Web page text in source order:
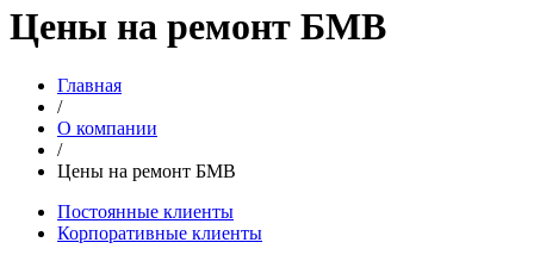
Цены на ремонт БМВ
Главная
/
О компании
/
Цены на ремонт БМВ
Постоянные клиенты
Корпоративные клиенты